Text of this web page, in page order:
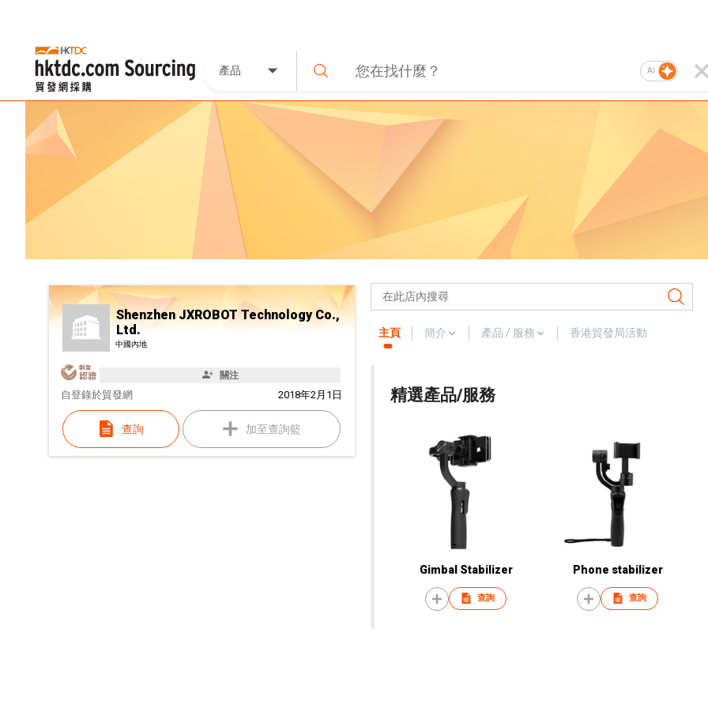
產品 AI
Shenzhen JXROBOT Technology Co.,
Ltd.
中國內地
關注
自 2018年2月1日
登錄於貿發網
查詢 加至查詢籃
主頁 簡介 產品 / 服務 香港貿發局活動
精選產品/服務
Gimbal Stabilizer
查詢
Phone stabilizer
查詢